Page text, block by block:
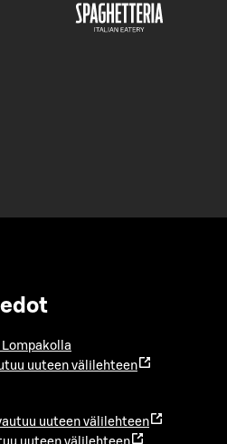
Lompakolla
uuteen välilehteen
uuteen välilehteen